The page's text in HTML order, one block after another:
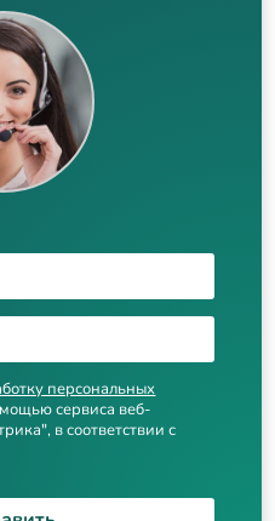
персональных
сервиса веб-
в соответствии с